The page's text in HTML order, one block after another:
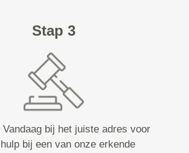
Stap 3
Vandaag bij het juiste adres voor
bij een van onze erkende